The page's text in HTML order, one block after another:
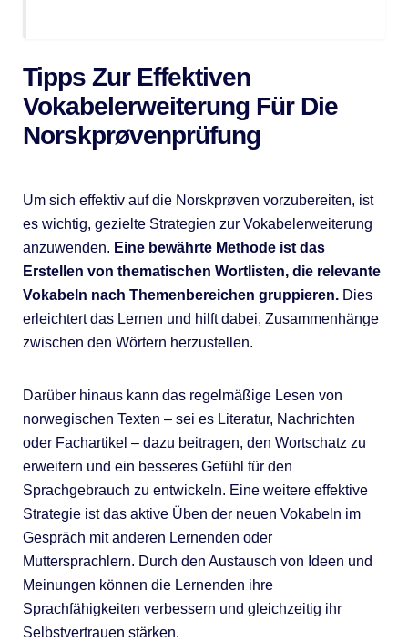
Tipps Zur Effektiven
Vokabelerweiterung Für Die
Norskprøvenprüfung
Um sich effektiv auf die Norskprøven vorzubereiten, ist
es wichtig, gezielte Strategien zur Vokabelerweiterung
anzuwenden. Eine bewährte Methode ist das
Erstellen von thematischen Wortlisten, die relevante
Vokabeln nach Themenbereichen gruppieren.Dies
erleichtert das Lernen und hilft dabei, Zusammenhänge
zwischen den Wörtern herzustellen.
Darüber hinaus kann das regelmäßige Lesen von
norwegischen Texten – sei es Literatur, Nachrichten
oder Fachartikel – dazu beitragen, den Wortschatz zu
erweitern und ein besseres Gefühl für den
Sprachgebrauch zu entwickeln. Eine weitere effektive
Strategie ist das aktive Üben der neuen Vokabeln im
Gespräch mit anderen Lernenden oder
Muttersprachlern. Durch den Austausch von Ideen und
Meinungen können die Lernenden ihre
Sprachfähigkeiten verbessern und gleichzeitig ihr
Selbstvertrauen stärken.